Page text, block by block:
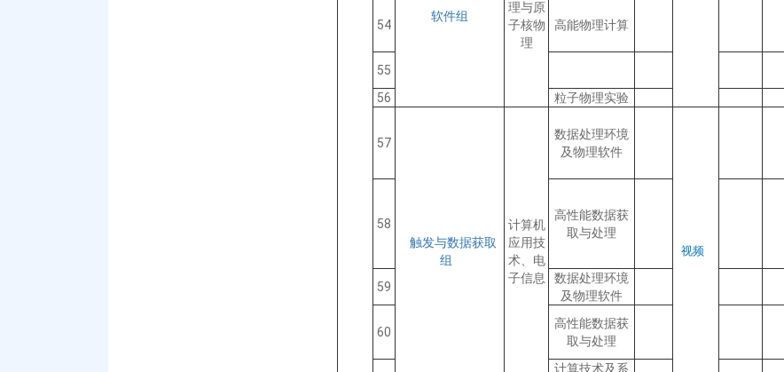
软件组
理与原
子核物
理
54 高能物理计算
55
56
粒子物理实验
57
触发与数据获取
组
计算机
应用技
术、电
子信息
数据处理环境
及物理软件
视频
58
高性能数据获
取与处理
59
数据处理环境
及物理软件
60
高性能数据获
取与处理
计算技术及系